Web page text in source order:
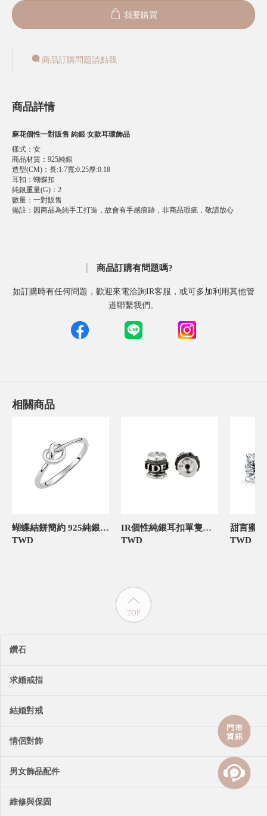
我要購買
商品訂購問題請點我
商品詳情
麻花個性一對販售 純銀 女款耳環飾品
樣式 ： 女
商品材質 ： 925純銀
造型(CM) ： 長:1.7寬:0.25厚:0.18
耳扣 ： 蝴蝶扣
純銀重量(G) ： 2
數量 ： 一對販售
備註 ： 因商品為純手工打造，故會有手感痕跡，非商品瑕疵，敬請放心
商品訂購有問題嗎?
如訂購時有任何問題，歡迎來電洽詢IR客服，或可多加利用其他管
道聯繫我們。
相關商品
蝴蝶結餅簡約 925純銀 女款戒指
TWD
IR個性純銀耳扣單隻販售 純銀 男/女款耳環飾品
TWD
TWD
TOP
鑽石
求婚戒指
結婚對戒
情侶對飾
男女飾品配件
維修與保固